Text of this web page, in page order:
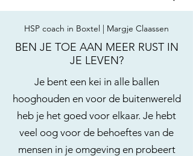
HSP coach in Boxtel | Margje Claassen
BEN JE TOE AAN MEER RUST IN
JE LEVEN?
Je bent een kei in alle ballen
hooghouden en voor de buitenwereld
heb je het goed voor elkaar. Je hebt
veel oog voor de behoeftes van de
mensen in je omgeving en probeert